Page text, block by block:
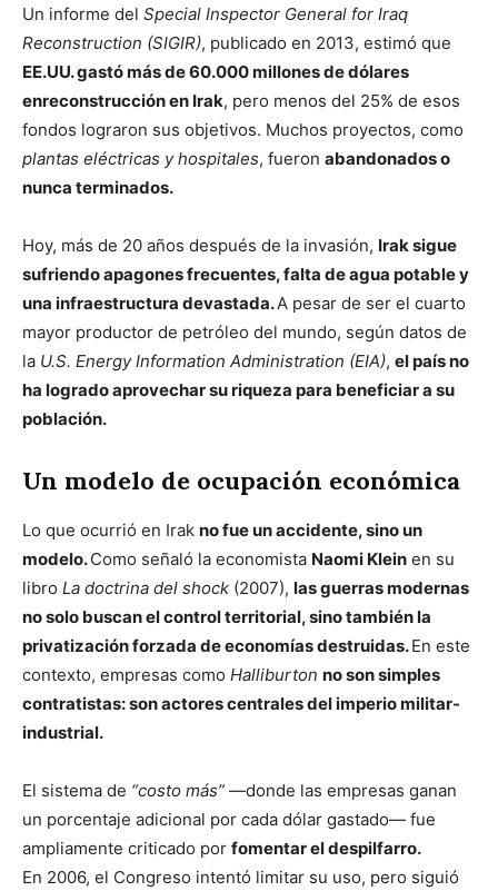
Un informe del Special Inspector General for Iraq
Reconstruction (SIGIR), publicado en 2013, estimó que
EE.UU. gastó más de 60.000 millones de dólares
enreconstrucción en Irak, pero menos del 25% de esos
fondos lograron sus objetivos. Muchos proyectos, como
plantas eléctricas y hospitales, fueron abandonados o
nunca terminados.
Hoy, más de 20 años después de la invasión, Irak sigue
sufriendo apagones frecuentes, falta de agua potable y
una infraestructura devastada.A pesar de ser el cuarto
mayor productor de petróleo del mundo, según datos de
la U.S. Energy Information Administration (EIA), el país no
ha logrado aprovechar su riqueza para beneficiar a su
población.
Un modelo de ocupación económica
Lo que ocurrió en Irak no fue un accidente, sino un
modelo.Como señaló la economista Naomi Klein en su
libro La doctrina del shock (2007), las guerras modernas
no solo buscan el control territorial, sino también la
privatización forzada de economías destruidas.En este
contexto, empresas como Halliburton no son simples
contratistas: son actores centrales del imperio militar-
industrial.
El sistema de “costo más” —donde las empresas ganan
un porcentaje adicional por cada dólar gastado— fue
ampliamente criticado por fomentar el despilfarro.
En 2006, el Congreso intentó limitar su uso, pero siguió